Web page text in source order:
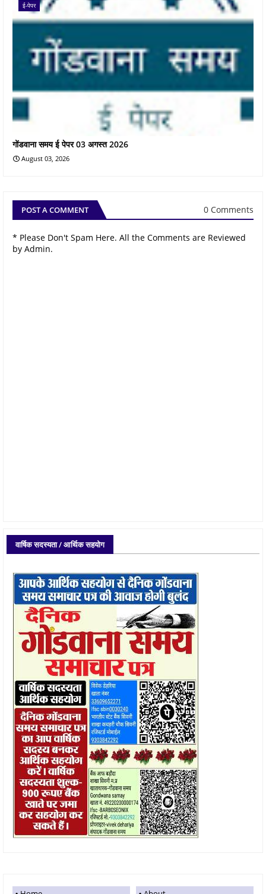
ई-पेपर
गोंडवाना समय ई पेपर 03 अगस्त 2026
August 03, 2026
POST A COMMENT 0 Comments
* Please Don't Spam Here. All the Comments are Reviewed
by Admin.
वार्षिक सदस्यता / आर्थिक सहयोग